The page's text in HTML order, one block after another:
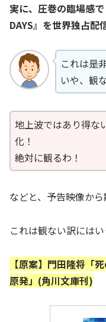
実に、圧巻の臨場感
DAYS』を世界独占配
これは是
いや、観
地上波ではあり得な
化！
絶対に観るわ！
などと、予告映像から
これは観ない訳にはい
【原案】門田隆将「
原発」(角川文庫刊)